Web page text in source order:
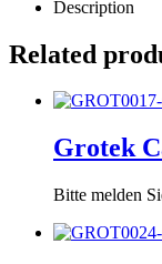
Description
Related
Grotek
Bitte melden